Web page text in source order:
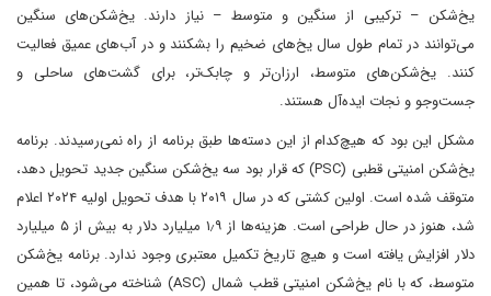
یخ‌شکن – ترکیبی از سنگین و متوسط – نیاز دارند. یخ‌شکن‌های سنگین
می‌توانند در تمام طول سال یخ‌های ضخیم را بشکنند و در آب‌های عمیق فعالیت
کنند. یخ‌شکن‌های متوسط، ارزان‌تر و چابک‌تر، برای گشت‌های ساحلی و
جست‌وجو و نجات ایده‌آل هستند.
مشکل این بود که هیچ‌کدام از این دسته‌ها طبق برنامه از راه نمی‌رسیدند. برنامه
یخ‌شکن امنیتی قطبی (PSC) که قرار بود سه یخ‌شکن سنگین جدید تحویل دهد،
متوقف شده است. اولین کشتی که در سال ۲۰۱۹ با هدف تحویل اولیه ۲۰۲۴ اعلام
شد، هنوز در حال طراحی است. هزینه‌ها از ۱٫۹ میلیارد دلار به بیش از ۵ میلیارد
دلار افزایش یافته است و هیچ تاریخ تکمیل معتبری وجود ندارد. برنامه یخ‌شکن
متوسط، که با نام یخ‌شکن امنیتی قطب شمال (ASC) شناخته می‌شود، تا همین